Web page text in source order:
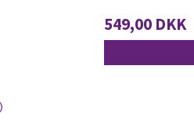
549,00 DKK